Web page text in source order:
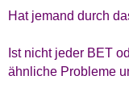
Hat jemand durch
Ist nicht jeder BET
ähnliche Probleme